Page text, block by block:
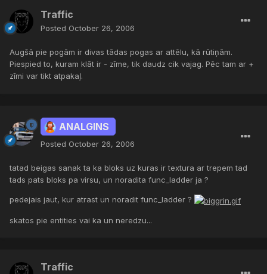
Traffic
Posted October 26, 2006
Augšā pie pogām ir divas tādas pogas ar attēlu, kā rūtiņām.
Piespied to, kuram klāt ir - zīme, tik daudz cik vajag. Pēc tam ar +
zīmi var tikt atpakaļ.
ANALGINS
Posted October 26, 2006
tatad beigas sanak ta ka bloks uz kuras ir textura ar trepem tad
tads pats bloks pa virsu, un noradita func_ladder ja ?
pedejais jaut, kur atrast un noradit func_ladder ?
skatos pie entities vai ka un neredzu...
Traffic